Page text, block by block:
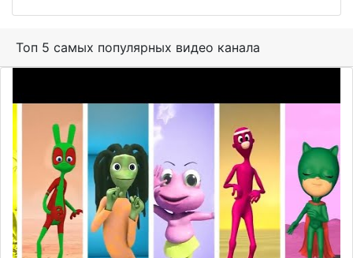
Топ 5 самых популярных видео канала